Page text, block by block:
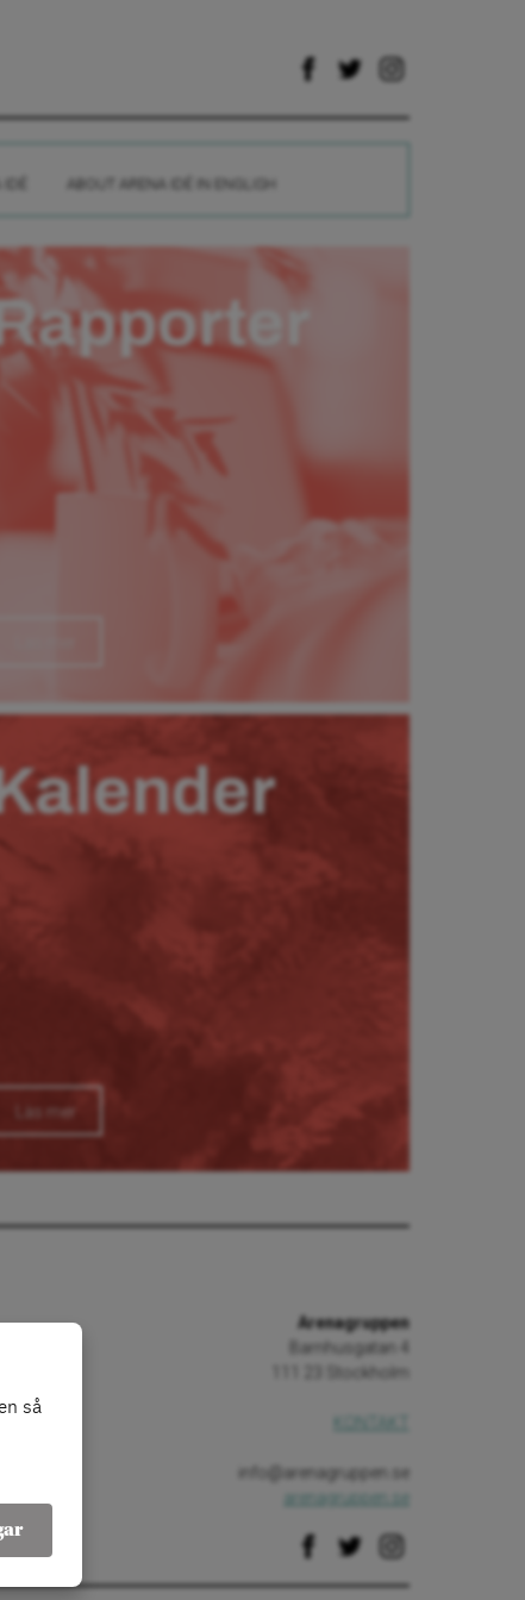
ABOUT ARENA IDÉ IN ENGLISH
Läs mer
Arenagruppen
Barnhusgatan 4
111 23 Stockholm
info@arenagruppen.se
arenagruppen.se
så